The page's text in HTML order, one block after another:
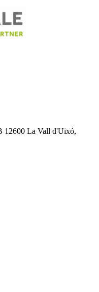
12600 La Vall d'Uixó,